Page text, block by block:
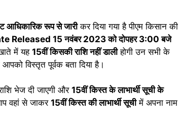
आधिकारिक रूप से जारीकर दिया गया है पीएम किसान की
15 नवंबर 2023 को दोपहर 3:00 बजे
में यह15वीं किसकी राशि नहीं डालीहोगी उन सभी के
विस्तृत पूर्वक बता दिया है।
भेज दी जाएगी और 15वीं किस्त के लाभार्थी सूची के
वहां से जाकर 15वीं किस्त की लाभार्थी सूचीमें अपना नाम